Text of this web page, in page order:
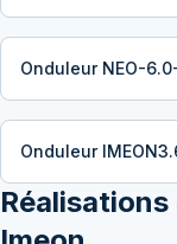
Onduleur NEO-
Onduleur
Réalisations